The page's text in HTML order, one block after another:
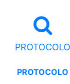
PROTOCOLO
PROTOCOLO